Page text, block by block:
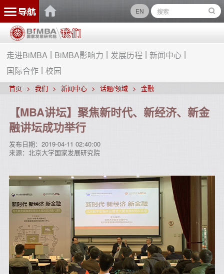
EN
走进BiMBA BiMBA影响力 发展历程
新闻中心
国际合作
校园
首页 我们 新闻中心 话题/领域 金融
【MBA讲坛】聚焦新时代、新经济、新金
融讲坛成功举行
发布日期： 2019-04-11 02:40:00
来源： 北京大学国家发展研究院